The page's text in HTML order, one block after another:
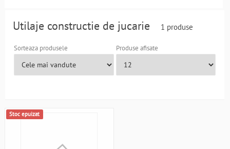
comandaUtilaje constructie de jucarie 1 produse
Sorteaza produsele Produse afisate
Stoc epuizat